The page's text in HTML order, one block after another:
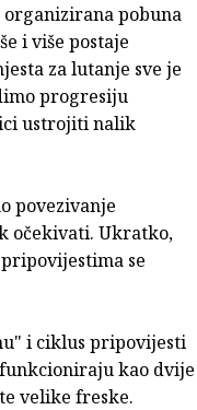
pobuna
i više postaje
za lutanje sve je
progresiju
ustrojiti nalik
povezivanje
očekivati. Ukratko,
se
i ciklus pripovijesti
kao dvije
velike freske.